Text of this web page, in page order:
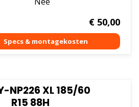
€50,00
NP226 XL 185/60
R15 88H